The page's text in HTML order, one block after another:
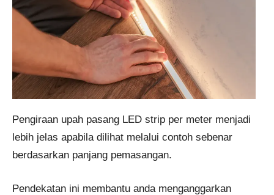
Pengiraan upah pasang LED strip per meter menjadi
lebih jelas apabila dilihat melalui contoh sebenar
berdasarkan panjang pemasangan.
Pendekatan ini membantu anda menganggarkan